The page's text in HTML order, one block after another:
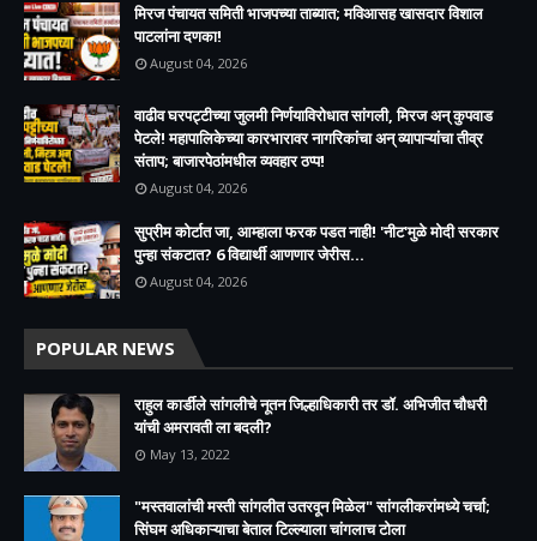
मिरज पंचायत समिती भाजपच्या ताब्यात; मविआसह खासदार विशाल
पाटलांना दणका!
August 04, 2026
वाढीव घरपट्टीच्या जुलमी निर्णयाविरोधात सांगली, मिरज अन् कुपवाड
पेटले! महापालिकेच्या कारभारावर नागरिकांचा अन् व्यापाऱ्यांचा तीव्र
संताप; बाजारपेठांमधील व्यवहार ठप्प!​
August 04, 2026
सुप्रीम कोर्टात जा, आम्हाला फरक पडत नाही! 'नीट'मुळे मोदी सरकार
पुन्हा संकटात? 6 विद्यार्थी आणणार जेरीस...
August 04, 2026
POPULAR NEWS
राहुल कार्डीले सांगलीचे नूतन जिल्हाधिकारी तर डॉ. अभिजीत चौधरी
यांची अमरावती ला बदली?
May 13, 2022
"मस्तवालांची मस्ती सांगलीत उतरवून मिळेल" सांगलीकरांमध्ये चर्चा;
सिंघम अधिकाऱ्याचा बेताल टिल्ल्याला चांगलाच टोला